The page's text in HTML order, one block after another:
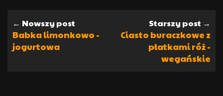
← Nowszy post
Babka limonkowo -
jogurtowa
Starszy post →
Ciasto buraczkowe z
płatkami róż -
wegańskie